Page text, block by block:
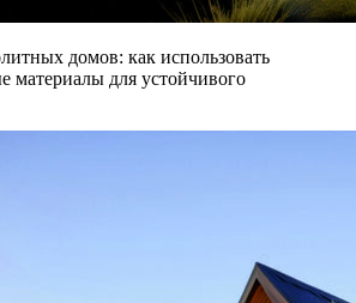
домов: как использовать
материалы для устойчивого